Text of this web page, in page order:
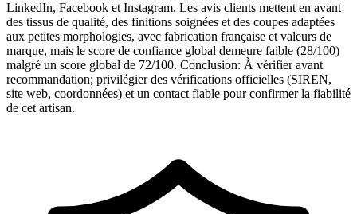
LinkedIn, Facebook et Instagram. Les avis clients mettent en avant
des tissus de qualité, des finitions soignées et des coupes adaptées
aux petites morphologies, avec fabrication française et valeurs de
marque, mais le score de confiance global demeure faible (28/100)
malgré un score global de 72/100. Conclusion: À vérifier avant
recommandation; privilégier des vérifications officielles (SIREN,
site web, coordonnées) et un contact fiable pour confirmer la fiabilité
de cet artisan.